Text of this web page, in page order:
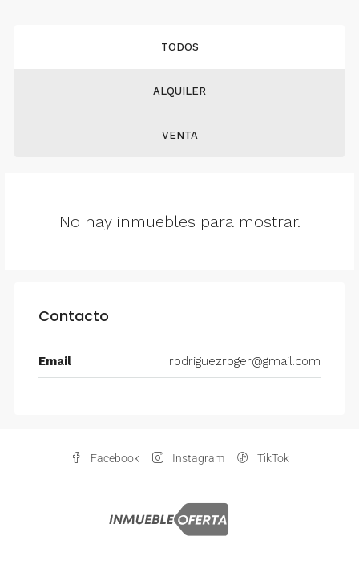
TODOS
ALQUILER
VENTA
No hay inmuebles para mostrar.
Contacto
Email rodriguezroger@gmail.com
Facebook Instagram TikTok